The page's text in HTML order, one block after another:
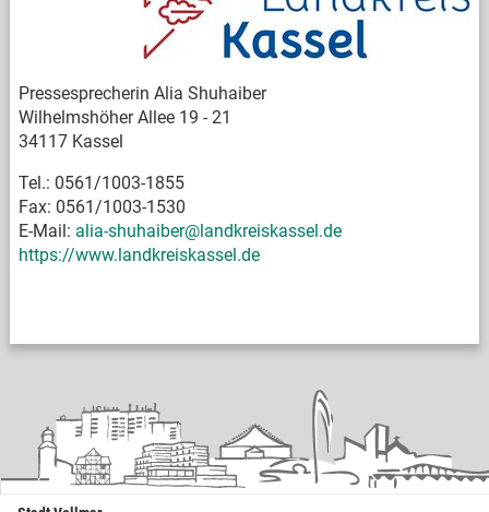
Pressesprecherin Alia Shuhaiber
Wilhelmshöher Allee 19 - 21
34117 Kassel
Tel.: 0561/1003-1855
Fax: 0561/1003-1530
E-Mail: alia-shuhaiber@landkreiskassel.de
https://www.landkreiskassel.de